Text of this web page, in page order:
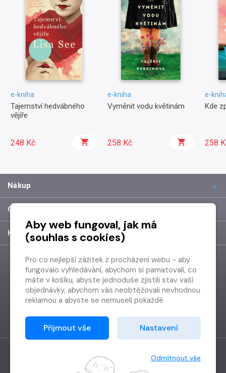
e-kniha
Tajemství hedvábného
vějíře
248 Kč
e-kniha
Vyměnit vodu květinám
258 Kč
e-
Kde
258
Nákup
O společnosti
Kontakt
Vytvořilo Grand IT s.r.o.
Aby web fungoval, jak má
(souhlas s cookies)
Pro co nejlepší zážitek z procházení webu - aby
fungovalo vyhledávání, abychom si pamatovali, co
máte v košíku, abyste jednoduše zjistili stav vaší
objednávky, abychom vás neobtěžovali nevhodnou
reklamou a abyste se nemuseli pokaždé
Proto od vás potřebujeme souhlas se
zpracováním souborů cookies
Děkujeme, že nám ho dáte a pomůžete nám tak
Přijmout vše Nastavení
Odmítnout vše